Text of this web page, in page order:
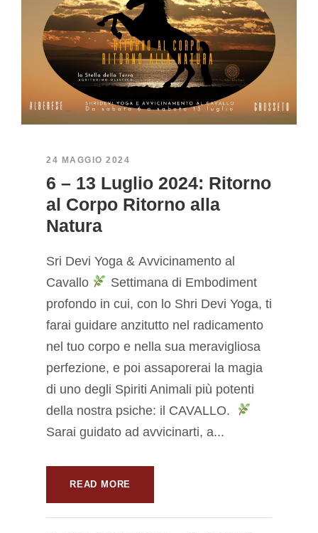
24 MAGGIO 2024
6 – 13 Luglio 2024: Ritorno
al Corpo Ritorno alla
Natura
Sri Devi Yoga & Avvicinamento al
Cavallo
Settimana di Embodiment
profondo in cui, con lo Shri Devi Yoga, ti
farai guidare anzitutto nel radicamento
nel tuo corpo e nella sua meravigliosa
perfezione, e poi assaporerai la magia
di uno degli Spiriti Animali più potenti
della nostra psiche: il CAVALLO.
Sarai guidato ad avvicinarti, a...
READ MORE